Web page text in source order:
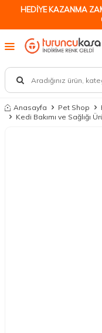
HEDİYE KAZANMA
Anasayfa Pet Shop
Kedi Bakımı ve Sağlığı